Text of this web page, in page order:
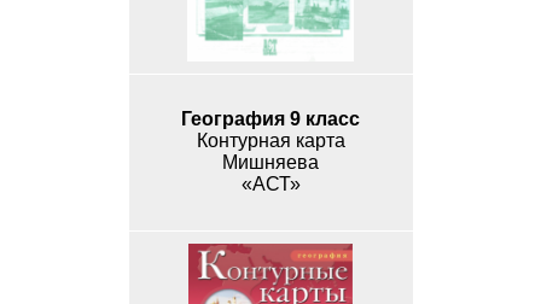
География 9 класс
Контурная карта
Мишняева
«АСТ»